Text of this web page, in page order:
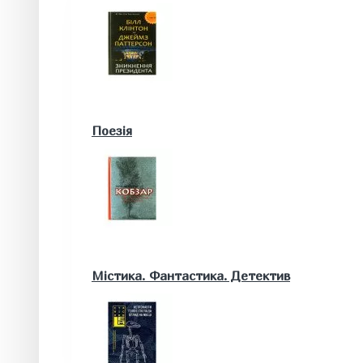
Математика. Природничі та інші науки
Біологія
Географія. Геологія
Поезія
Містика. Фантастика. Детектив